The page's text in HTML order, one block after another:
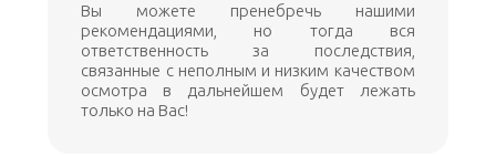
Вы можете пренебречь нашими
рекомендациями, но тогда вся
ответственность за последствия,
связанные с неполным и низким качеством
осмотра в дальнейшем будет лежать
только на Вас!